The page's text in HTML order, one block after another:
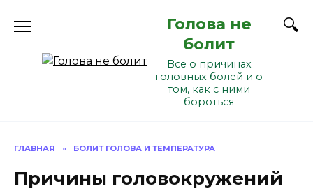
Голова не
болит
Все о причинах
головных болей и о
том, как с ними
бороться
ГЛАВНАЯ » БОЛИТ ГОЛОВА И ТЕМПЕРАТУРА
Причины головокружений